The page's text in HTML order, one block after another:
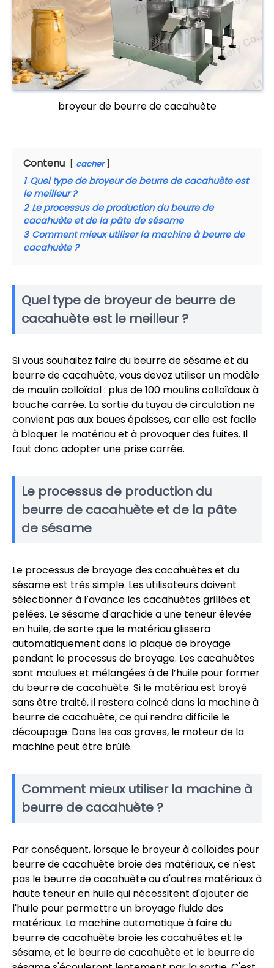
broyeur de beurre de cacahuète
Contenu cacher
1 Quel type de broyeur de beurre de cacahuète est
le meilleur ?
2 Le processus de production du beurre de
cacahuète et de la pâte de sésame
3 Comment mieux utiliser la machine à beurre de
cacahuète ?
Quel type de broyeur de beurre de
cacahuète est le meilleur ?
Si vous souhaitez faire du beurre de sésame et du
beurre de cacahuète, vous devez utiliser un modèle
de moulin colloïdal : plus de 100 moulins colloïdaux à
bouche carrée. La sortie du tuyau de circulation ne
convient pas aux boues épaisses, car elle est facile
à bloquer le matériau et à provoquer des fuites. Il
faut donc adopter une prise carrée.
Le processus de production du
beurre de cacahuète et de la pâte
de sésame
Le processus de broyage des cacahuètes et du
sésame est très simple. Les utilisateurs doivent
sélectionner à l’avance les cacahuètes grillées et
pelées. Le sésame d'arachide a une teneur élevée
en huile, de sorte que le matériau glissera
automatiquement dans la plaque de broyage
pendant le processus de broyage. Les cacahuètes
sont moulues et mélangées à de l’huile pour former
du beurre de cacahuète. Si le matériau est broyé
sans être traité, il restera coincé dans la machine à
beurre de cacahuète, ce qui rendra difficile le
découpage. Dans les cas graves, le moteur de la
machine peut être brûlé.
Comment mieux utiliser la machine à
beurre de cacahuète ?
Par conséquent, lorsque le broyeur à colloïdes pour
beurre de cacahuète broie des matériaux, ce n'est
pas le beurre de cacahuète ou d'autres matériaux à
haute teneur en huile qui nécessitent d'ajouter de
l'huile pour permettre un broyage fluide des
matériaux. La machine automatique à faire du
beurre de cacahuète broie les cacahuètes et le
sésame, et le beurre de cacahuète et le beurre de